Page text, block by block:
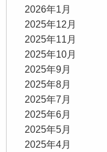
2026年1月
2025年12月
2025年11月
2025年10月
2025年9月
2025年8月
2025年7月
2025年6月
2025年5月
2025年4月